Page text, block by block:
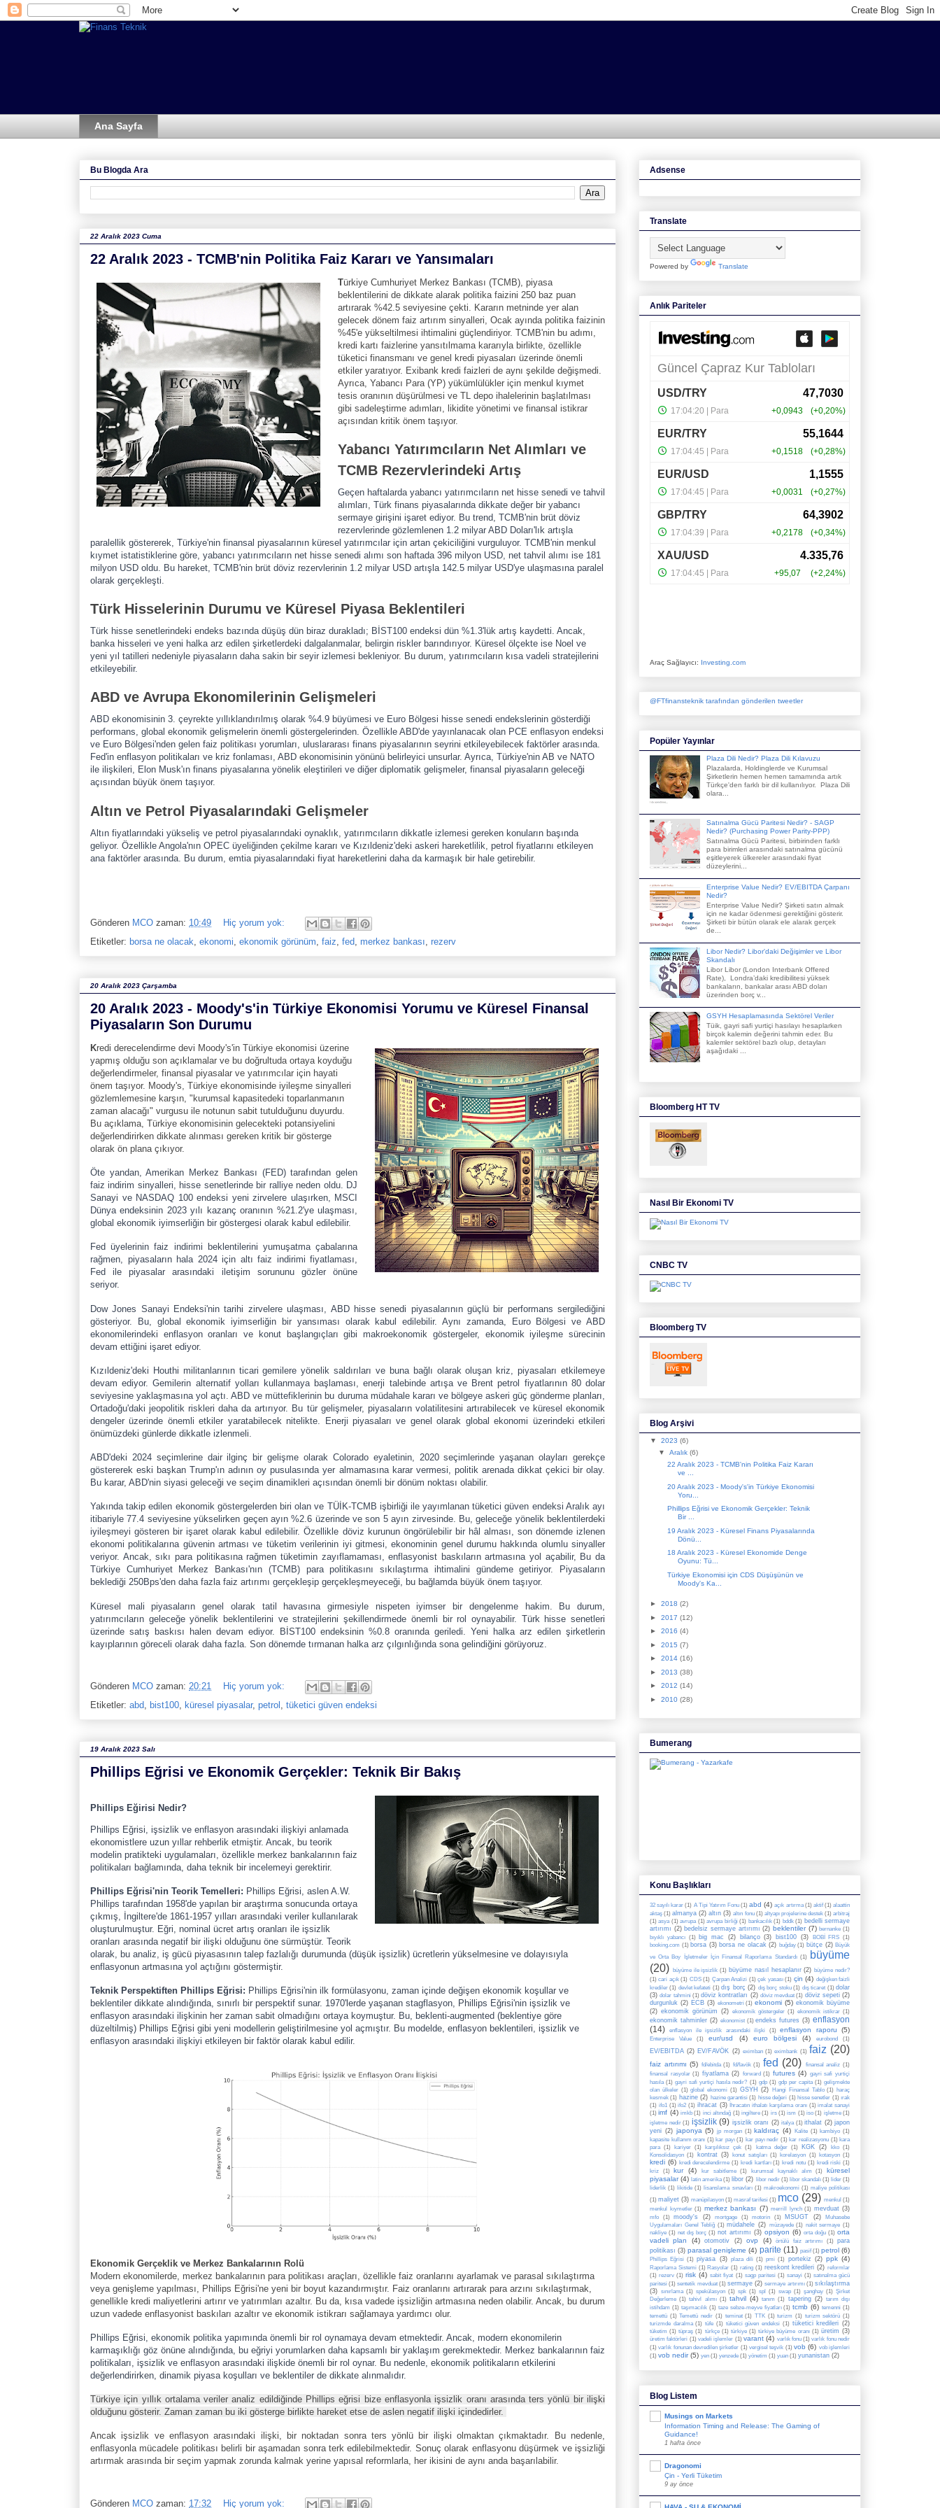
Ana Sayfa
Bu Blogda Ara
22 Aralık 2023 Cuma
22 Aralık 2023 - TCMB'nin Politika Faiz Kararı ve Yansımaları
Türkiye Cumhuriyet Merkez Bankası (TCMB), piyasa
beklentilerini de dikkate alarak politika faizini 250 baz puan
artırarak %42.5 seviyesine çekti. Kararın metninde yer alan
gelecek dönem faiz artırım sinyalleri, Ocak ayında politika faizinin
%45'e yükseltilmesi ihtimalini güçlendiriyor. TCMB'nin bu adımı,
kredi kartı faizlerine yansıtılmama kararıyla birlikte, özellikle
tüketici finansmanı ve genel kredi piyasaları üzerinde önemli
etkiler yaratıyor. Exibank kredi faizleri de aynı şekilde değişmedi.
Ayrıca, Yabancı Para (YP) yükümlülükler için menkul kıymet
tesis oranının düşürülmesi ve TL depo ihalelerinin başlatılması
gibi sadeleştirme adımları, likidite yönetimi ve finansal istikrar
açısından kritik önem taşıyor.
Yabancı Yatırımcıların Net Alımları ve
TCMB Rezervlerindeki Artış
Geçen haftalarda yabancı yatırımcıların net hisse senedi ve tahvil
alımları, Türk finans piyasalarında dikkate değer bir yabancı
sermaye girişini işaret ediyor. Bu trend, TCMB'nin brüt döviz
rezervlerinde gözlemlenen 1.2 milyar ABD Doları'lık artışla
paralellik göstererek, Türkiye'nin finansal piyasalarının küresel yatırımcılar için artan çekiciliğini vurguluyor. TCMB'nin menkul
kıymet istatistiklerine göre, yabancı yatırımcıların net hisse senedi alımı son haftada 396 milyon USD, net tahvil alımı ise 181
milyon USD oldu. Bu hareket, TCMB'nin brüt döviz rezervlerinin 1.2 milyar USD artışla 142.5 milyar USD'ye ulaşmasına paralel
olarak gerçekleşti.
Türk Hisselerinin Durumu ve Küresel Piyasa Beklentileri
Türk hisse senetlerindeki endeks bazında düşüş dün biraz durakladı; BİST100 endeksi dün %1.3'lük artış kaydetti. Ancak,
banka hisseleri ve yeni halka arz edilen şirketlerdeki dalgalanmalar, belirgin riskler barındırıyor. Küresel ölçekte ise Noel ve
yeni yıl tatilleri nedeniyle piyasaların daha sakin bir seyir izlemesi bekleniyor. Bu durum, yatırımcıların kısa vadeli stratejilerini
etkileyebilir.
ABD ve Avrupa Ekonomilerinin Gelişmeleri
ABD ekonomisinin 3. çeyrekte yıllıklandırılmış olarak %4.9 büyümesi ve Euro Bölgesi hisse senedi endekslerinin gösterdiği
performans, global ekonomik gelişmelerin önemli göstergelerinden. Özellikle ABD'de yayınlanacak olan PCE enflasyon endeksi
ve Euro Bölgesi'nden gelen faiz politikası yorumları, uluslararası finans piyasalarının seyrini etkileyebilecek faktörler arasında.
Fed'in enflasyon politikaları ve kriz fonlaması, ABD ekonomisinin yönünü belirleyici unsurlar. Ayrıca, Türkiye'nin AB ve NATO
ile ilişkileri, Elon Musk'ın finans piyasalarına yönelik eleştirileri ve diğer diplomatik gelişmeler, finansal piyasaların geleceği
açısından büyük önem taşıyor.
Altın ve Petrol Piyasalarındaki Gelişmeler
Altın fiyatlarındaki yükseliş ve petrol piyasalarındaki oynaklık, yatırımcıların dikkatle izlemesi gereken konuların başında
geliyor. Özellikle Angola'nın OPEC üyeliğinden çekilme kararı ve Kızıldeniz'deki askeri hareketlilik, petrol fiyatlarını etkileyen
ana faktörler arasında. Bu durum, emtia piyasalarındaki fiyat hareketlerini daha da karmaşık bir hale getirebilir.
Gönderen MCO zaman: 10:49
Hiç yorum yok:
Etiketler: borsa ne olacak ekonomi ekonomik görünüm faiz fed merkez bankası rezerv
20 Aralık 2023 Çarşamba
20 Aralık 2023 - Moody's'in Türkiye Ekonomisi Yorumu ve Küresel Finansal
Piyasaların Son Durumu
Kredi derecelendirme devi Moody's'in Türkiye ekonomisi üzerine
yapmış olduğu son açıklamalar ve bu doğrultuda ortaya koyduğu
değerlendirmeler, finansal piyasalar ve yatırımcılar için hayati
önem taşıyor. Moody's, Türkiye ekonomisinde iyileşme sinyalleri
gözlemlemesine karşın, "kurumsal kapasitedeki toparlanmanın
zaman alacağı" vurgusu ile notunun sabit tutulduğunu duyurdu.
Bu açıklama, Türkiye ekonomisinin gelecekteki potansiyelini
değerlendirirken dikkate alınması gereken kritik bir gösterge
olarak ön plana çıkıyor.
Öte yandan, Amerikan Merkez Bankası (FED) tarafından gelen
faiz indirim sinyalleri, hisse senetlerinde bir ralliye neden oldu. DJ
Sanayi ve NASDAQ 100 endeksi yeni zirvelere ulaşırken, MSCI
Dünya endeksinin 2023 yılı kazanç oranının %21.2'ye ulaşması,
global ekonomik iyimserliğin bir göstergesi olarak kabul edilebilir.
Fed üyelerinin faiz indirimi beklentilerini yumuşatma çabalarına
rağmen, piyasaların hala 2024 için altı faiz indirimi fiyatlaması,
Fed ile piyasalar arasındaki iletişim sorununu gözler önüne
seriyor.
Dow Jones Sanayi Endeksi'nin tarihi zirvelere ulaşması, ABD hisse senedi piyasalarının güçlü bir performans sergilediğini
gösteriyor. Bu, global ekonomik iyimserliğin bir yansıması olarak kabul edilebilir. Aynı zamanda, Euro Bölgesi ve ABD
ekonomilerindeki enflasyon oranları ve konut başlangıçları gibi makroekonomik göstergeler, ekonomik iyileşme sürecinin
devam ettiğini işaret ediyor.
Kızıldeniz'deki Houthi militanlarının ticari gemilere yönelik saldırıları ve buna bağlı olarak oluşan kriz, piyasaları etkilemeye
devam ediyor. Gemilerin alternatif yolları kullanmaya başlaması, enerji talebinde artışa ve Brent petrol fiyatlarının 80 dolar
seviyesine yaklaşmasına yol açtı. ABD ve müttefiklerinin bu duruma müdahale kararı ve bölgeye askeri güç gönderme planları,
Ortadoğu'daki jeopolitik riskleri daha da artırıyor. Bu tür gelişmeler, piyasaların volatilitesini artırabilecek ve küresel ekonomik
dengeler üzerinde önemli etkiler yaratabilecek nitelikte. Enerji piyasaları ve genel olarak global ekonomi üzerindeki etkileri
önümüzdeki günlerde dikkatle izlenmeli.
ABD'deki 2024 seçimlerine dair ilginç bir gelişme olarak Colorado eyaletinin, 2020 seçimlerinde yaşanan olayları gerekçe
göstererek eski başkan Trump'ın adının oy pusulasında yer almamasına karar vermesi, politik arenada dikkat çekici bir olay.
Bu karar, ABD'nin siyasi geleceği ve seçim dinamikleri açısından önemli bir dönüm noktası olabilir.
Yakında takip edilen ekonomik göstergelerden biri olan ve TÜİK-TCMB işbirliği ile yayımlanan tüketici güven endeksi Aralık ayı
itibariyle 77.4 seviyesine yükselirken geçen ayın %2.6 üzerinde ve son 5 ayın zirvesinde. Bu, geleceğe yönelik beklentilerdeki
iyileşmeyi gösteren bir işaret olarak kabul edilebilir. Özellikle döviz kurunun öngörülebilir bir hâl alması, son dönemde izlenen
ekonomi politikalarına güvenin artması ve tüketim verilerinin iyi gitmesi, ekonominin genel durumu hakkında olumlu sinyaller
veriyor. Ancak, sıkı para politikasına rağmen tüketimin zayıflamaması, enflasyonist baskıların artmasına yol açabilir, Bu da
Türkiye Cumhuriyet Merkez Bankası'nın (TCMB) para politikasını sıkılaştırma ihtimalini gündeme getiriyor. Piyasaların
beklediği 250Bps'den daha fazla faiz artırımı gerçekleşip gerçekleşmeyeceği, bu bağlamda büyük önem taşıyor.
Küresel mali piyasaların genel olarak tatil havasına girmesiyle nispeten iyimser bir dengelenme hakim. Bu durum,
yatırımcıların geleceğe yönelik beklentilerini ve stratejilerini şekillendirmede önemli bir rol oynayabilir. Türk hisse senetleri
üzerinde satış baskısı halen devam ediyor. BİST100 endeksinin %0.8 oranında geriledi. Yeni halka arz edilen şirketlerin
kayıplarının göreceli olarak daha fazla. Son dönemde tırmanan halka arz çılgınlığında sona gelindiğini görüyoruz.
Gönderen MCO zaman: 20:21
Hiç yorum yok:
Etiketler: abd bist100 küresel piyasalar, petrol tüketici güven endeksi
19 Aralık 2023 Salı
Phillips Eğrisi ve Ekonomik Gerçekler: Teknik Bir Bakış
Phillips Eğirisi Nedir?
Phillips Eğrisi, işsizlik ve enflasyon arasındaki ilişkiyi anlamada
ekonomistlere uzun yıllar rehberlik etmiştir. Ancak, bu teorik
modelin pratikteki uygulamaları, özellikle merkez bankalarının faiz
politikaları bağlamında, daha teknik bir incelemeyi gerektirir.
Phillips Eğrisi'nin Teorik Temelleri: Phillips Eğrisi, aslen A.W.
Phillips tarafından 1958'de yapılan bir araştırma sonucunda ortaya
çıkmış, İngiltere'de 1861-1957 yılları arasındaki veriler kullanılarak
oluşturulmuştur. Eğri, nominal ücret artış oranları ile işsizlik
oranları arasında negatif bir ilişki olduğunu öne sürmüştür. Teorik
olarak, bu analiz, iş gücü piyasasının talep fazlalığı durumunda (düşük işsizlik) ücretlerin yükselmesine ve dolayısıyla
enflasyonun artmasına yol açtığını göstermiştir.
Teknik Perspektiften Phillips Eğrisi: Phillips Eğrisi'nin ilk formülasyonu, zaman içinde değişen ekonomik koşullar ve
beklentiler dikkate alındığında, sınırlı bir perspektif sunar. 1970'lerde yaşanan stagflasyon, Phillips Eğrisi'nin işsizlik ve
enflasyon arasındaki ilişkinin her zaman sabit olmadığını ortaya koymuştur. Bu, beklenti-augmented (beklentiye göre
düzeltilmiş) Phillips Eğrisi gibi yeni modellerin geliştirilmesine yol açmıştır. Bu modelde, enflasyon beklentileri, işsizlik ve
enflasyon arasındaki ilişkiyi etkileyen bir faktör olarak kabul edilir.
Ekonomik Gerçeklik ve Merkez Bankalarının Rolü
Modern ekonomilerde, merkez bankalarının para politikası araçları, özellikle faiz oranlarını ayarlamak ve parasal sıkılaştırma
veya genişleme yapılması, Phillips Eğrisi'ne yeni bir boyut kazandırmıştır. Faiz oranlarını artırarak para arzını sıkılaştırmak,
genellikle kredi maliyetlerini artırır ve yatırımları azaltır. Bu da, kısa vadede işsizliğin artmasına neden olabilir. Ancak, bu durum
uzun vadede enflasyonist baskıları azaltır ve ekonomik istikrarı sağlamaya yardımcı olur.
Phillips Eğrisi, ekonomik politika yapımında önemli bir rol oynamaya devam etmektedir. Ancak, modern ekonomilerin
karmaşıklığı göz önüne alındığında, bu eğriyi yorumlarken daha kapsamlı bir yaklaşım gerekmektedir. Merkez bankalarının faiz
politikaları, işsizlik ve enflasyon arasındaki ilişkide önemli bir rol oynar. Bu nedenle, ekonomik politikaların etkilerini
değerlendirirken, dinamik piyasa koşulları ve beklentiler de dikkate alınmalıdır.
Türkiye için yıllık ortalama veriler analiz edildiğinde Phillips eğrisi bize enflasyonla işsizlik oranı arasında ters yönlü bir ilişki
olduğunu gösterir. Zaman zaman bu iki gösterge birlikte hareket etse de aslen negatif ilişki içindedirler.
Ancak işsizlik ve enflasyon arasındaki ilişki, bir noktadan sonra ters yönlü bir ilişki olmaktan çıkmaktadır. Bu nedenle,
enflasyonla mücadele politikası belirli bir aşamadan sonra terk edilebilmektedir. Sonuç olarak enflasyonu düşürmek ve işsizliği
artırmak arasında bir seçim yapmak zorunda kalmak yerine yapısal reformlarla, her ikisini de aynı anda başarılabilir.
Gönderen MCO zaman: 17:32 Hiç yorum yok:
Adsense
Translate
Powered by Translate
Anlık Pariteler
Araç Sağlayıcı: Investing.com
@FTfinansteknik tarafından gönderilen tweetler
Popüler Yayınlar
Plaza Dili Nedir? Plaza Dili Kılavuzu
Plazalarda, Holdinglerde ve Kurumsal
Şirketlerin hemen hemen tamamında artık
Türkçe'den farklı bir dil kullanılıyor. Plaza Dili
olara...
Satınalma Gücü Paritesi Nedir? - SAGP
Nedir? (Purchasing Power Parity-PPP)
Satınalma Gücü Paritesi, birbirinden farklı
para birimleri arasındaki satınalma gücünü
eşitleyerek ülkereler arasındaki fiyat
düzeylerini...
Enterprise Value Nedir? EV/EBITDA Çarpanı
Nedir?
Enterprise Value Nedir? Şirketi satın almak
için ne kadar ödenmesi gerektiğini gösterir.
Şirketi bir bütün olarak ele alarak gerçek
de...
Libor Nedir? Libor'daki Değişimler ve Libor
Skandalı
Libor Libor (London Interbank Offered
Rate), Londra’daki kredibilitesi yüksek
bankaların, bankalar arası ABD doları
üzerinden borç v...
GSYH Hesaplamasında Sektörel Veriler
Tüik, gayri safi yurtiçi hasılayı hesaplarken
birçok kalemin değerini tahmin eder. Bu
kalemler sektörel bazlı olup, detayları
aşağıdaki ...
Bloomberg HT TV
Nasıl Bir Ekonomi TV
CNBC TV
Bloomberg TV
Blog Arşivi
▼ 2023 (6)
▼ Aralık (6)
22 Aralık 2023 - TCMB'nin Politika Faiz Kararı
ve ...
20 Aralık 2023 - Moody's'in Türkiye Ekonomisi
Yoru...
Phillips Eğrisi ve Ekonomik Gerçekler: Teknik
Bir ...
19 Aralık 2023 - Küresel Finans Piyasalarında
Dönü...
18 Aralık 2023 - Küresel Ekonomide Denge
Oyunu: Tü...
Türkiye Ekonomisi için CDS Düşüşünün ve
Moody's Ka...
► 2018 (2)
► 2017 (12)
► 2016 (4)
► 2015 (7)
► 2014 (16)
► 2013 (38)
► 2012 (14)
► 2010 (28)
Bumerang
Konu Başlıkları
32 sayılı karar (1) A Tipi Yatırım Fonu (1) abd (4) açık artırma (1) aktif (1) alaattin
aktaş (1) almanya (2) altın (3) altın fonu (1) altyapı projelerine destek (1) arbitraj
(1) asya (1) avrupa (1) avrupa birliği (1) bankacılık (1) bddk (1) bedelli sermaye
artırımı (2) bedelsiz sermaye artırımı (2) beklentiler (7) bernanke (1)
bıyıklı yabancı (1) big mac (2) bilanço (3) bist100 (3) BOBİ FRS (1)
booking.com (1) borsa (3) borsa ne olacak (2) buğday (1) bütçe (2) Büyük
ve Orta Boy İşletmeler İçin Finansal Raporlama Standardı (1)
büyüme
(20)
büyüme ile işsizlik (1) büyüme nasıl hesaplanır (2) büyüme nedir?
(1) cari açık (1) CDS (1) Çarpan Analizi (1) çek yasası (1) çin (4) değişken faizli
krediler (1) devlet kefateti (1) dış borç (2) dış borç stoku (1) dış ticaret (1) dolar
(3) dolar tahmini (1) döviz kontratları (2) döviz mevduat (1) döviz sepeti (2)
durgunluk (2) ECB (3) ekonometri (1) ekonomi (5) ekonomik büyüme
(2) ekonomik görünüm (2) ekonomik göstergeler (1) ekonomik istikrar (1)
ekonomik tahminler (2) ekonomist (1) endeks futures (3) enflasyon
(14)
enflasyon ile işsizlik arasındaki ilişki (1) enflasyon raporu (5)
Enterprise Value (1) eur/usd (4) euro bölgesi (4) eurobond (1)
EV/EBITDA (2) EV/FAVÖK (2) eximban (1) eximbank (1) faiz (20)
faiz artırımı (5) fd/ebitda (1) fd/favök (1) fed (20) finansal analiz (1)
finansal rasyolar (1) fiyatlama (2) forward (1) futures (4) gayri safi yurtiçi
hasıla (1) gayri safi yurtiçi hasıla nedir? (1) gdp (1) gdp per capita (1) gelişmekte
olan ülkeler (1) global ekonomi (1) GSYH (2) Hangi Finansal Tablo (1)
haraç
kesmek (1) hazine (2) hazine garantisi (1) hisse değeri (1) hisse senetler (1) ırak
(1) ifo1 (1) ifo2 (1) ihracat (3) İhracatın ithalatı karşılama oranı (1) imalat sanayi
(1) imf (4) imkb (1) inci altındağ (1) ingiltere (1) irs (1) ism (1) iso (1) işletme (1)
işletme nedir (1) işsizlik (9) işsizlik oranı (2) italya (1) ithalat (2) japon
yeni (2) japonya (5) jp morgan (1) kaldıraç (4) Kalite (1) kambiyo (1)
kapasite kullanım oranı (1) kar payı (1) kar payı nedir (1) kar realizasyonu (1) kara
para (1) kariyer (1) karşılıksız çek (1) katma değer (1) KGK (2) kko (1)
Konsolidasyon (1) kontrat (3) konut satışları (1) korelasyon (1) kotasyon (1)
kredi (6) kredi derecelendirme (1) kredi kartları (1) kredi notu (1) kredi riski (1)
kriz
(1) kur (4) kur sabitleme (1) kurumsal kaynaklı alım (1)
küresel
piyasalar (4) latin amerika (1) libor (2) libor nedir (1) libor skandalı (1) lider (1)
liderlik (1) likitide (1) lisanslama sınavları (1) makroekonomi (1) maliye politikası
(1) maliyet (3) manüpilasyon (1) masraf tarifesi (1) mco (29) menkul (1)
menkul kıymetler (1) merkez bankası (7) merrill lynch (1) mevduat (3)
mfo (1) moody's (2) mortgage (1) motorin (1) MSUGT (2)
Muhasebe
Uygulamaları Genel Tebliğ (1) müdahele (2) müzayede (1) nakit sermaye (1)
nakliye (1) net dış borç (1) not artırımı (3) opsiyon (6) orta doğu (1) orta
vadeli plan
(4) otomotiv (2) ovp (4) örtülü faiz artırımı (1)
para
politikası (3) parasal genişleme (4) parite (11) pasif (1) petrol (6)
Phillips Eğrisi (1) piyasa (3) plaza dili (1) pmi (1) portekiz (2) ppk (4)
Raporlama Sistemi (1) Rasyolar (1) rating (1) reeskont kredileri (2) reformlar
(1) rezerv (1) risk (4) sabit fiyat (1) sagp paritesi (1) sanayi (1) satınalma gücü
paritesi (1) sentetik mevduat (1) sermaye (2) sermaye artırımı (1) sıkılaştırma
(3) sınırlama (1) spekülasyon (1) spk (1) spl (1) swap (1) şanghay (1) Şirket
Değerleme (1) tahivl alımı (1) tahvil (4) tanım (1) tapering (2) tarım dışı
istihdam (1) taşımacılık (1) taze sebze-meyve fiyatları (1) tcmb (6) temenni (1)
temettü (1) Temettü nedir (1) teminat (1) TTK (1) turizm (1) turizm sektörü (1)
turizmde daralma (1) tüfe (1) tüketici güven endeksi (1) tüketici kredileri (2)
tüketim (1) tüpraş (1) türkçe (1) türkiye (1) türkiye büyüme oranı (1) üretim (3)
üretim faktörleri (1) vadeli işlemler (1) varant (4) varlık fonu (1) varlık fonu nedir
(1) varlık fonunan devredilen şirketler (1) vergisel teşvik (1) vob (6) vob işlemleri
(1) vob nedir (5) yen (1) yenzede (1) yönetim (1) yuan (1) yunanistan (2)
Blog Listem
Musings on Markets
Information Timing and Release: The Gaming of
Guidance!
1 hafta önce
Dragonomi
Çin - Yerli Tüketim
9 ay önce